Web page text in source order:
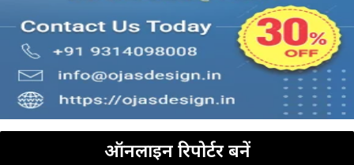
ऑनलाइन रिपोर्टर बनें